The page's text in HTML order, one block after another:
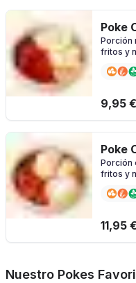
Poke
Porción
fritos y
9,95 €
Poke
Porción
fritos y
11,95 €
Nuestro Pokes